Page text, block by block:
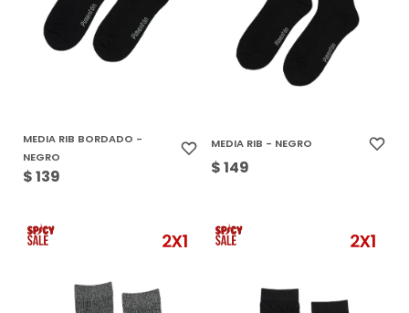
MEDIA RIB BORDADO -
NEGRO
$139
MEDIA RIB - NEGRO
$149